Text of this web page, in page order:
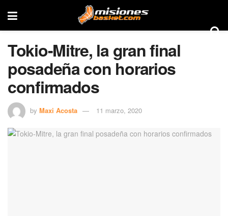
Tokio-Mitre, la gran final
posadeña con horarios
confirmados
by Maxi Acosta 11 marzo, 2020